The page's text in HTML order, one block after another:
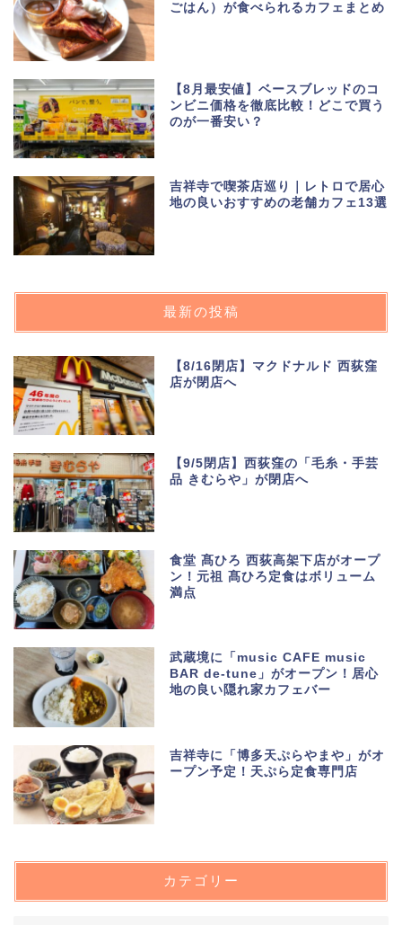
ごはん）が食べられるカフェまとめ
【8月最安値】ベースブレッドのコ
ンビニ価格を徹底比較！どこで買う
のが一番安い？
吉祥寺で喫茶店巡り｜レトロで居心
地の良いおすすめの老舗カフェ13選
最新の投稿
【8/16閉店】マクドナルド 西荻窪
店が閉店へ
【9/5閉店】西荻窪の「毛糸・手芸
品 きむらや」が閉店へ
食堂 髙ひろ 西荻高架下店がオープ
ン！元祖 髙ひろ定食はボリューム
満点
武蔵境に「music CAFE music
BAR de-tune」がオープン！居心
地の良い隠れ家カフェバー
吉祥寺に「博多天ぷらやまや」がオ
ープン予定！天ぷら定食専門店
カテゴリー